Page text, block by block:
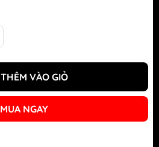
THÊM VÀO GIỎ
MUA NGAY